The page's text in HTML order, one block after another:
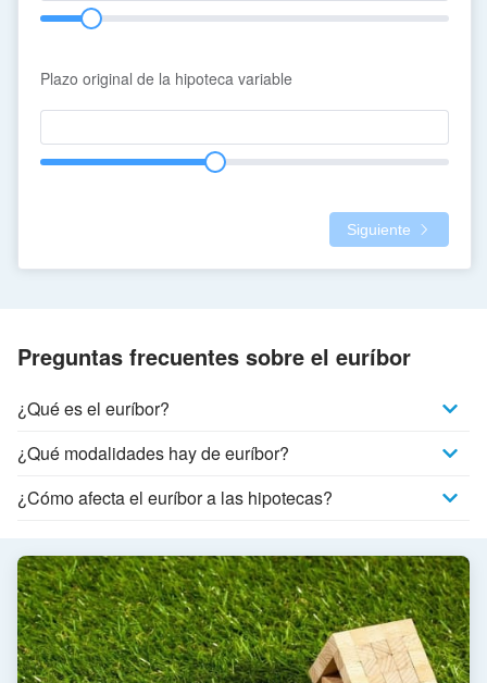
Plazo original de la hipoteca variable
Siguiente
Preguntas frecuentes sobre el euríbor
¿Qué es el euríbor?
¿Qué modalidades hay de euríbor?
¿Cómo afecta el euríbor a las hipotecas?